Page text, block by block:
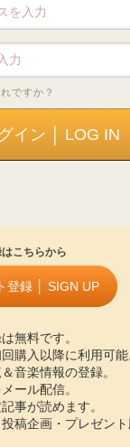
ですか？
こちらから
登録 │ SIGN UP
無料です。
購入以降に利用可能
音楽情報の登録。
ール配信。
事が読めます。
稿企画・プレゼン